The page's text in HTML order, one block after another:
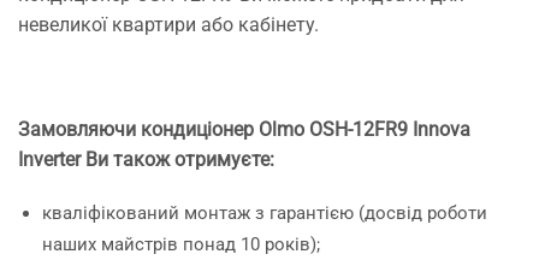
невеликої квартири або кабінету.
Замовляючи кондиціонер Olmo OSH-12FR9 Innova
Inverter Ви також отримуєте:
кваліфікований монтаж з гарантією (досвід роботи
наших майстрів понад 10 років);